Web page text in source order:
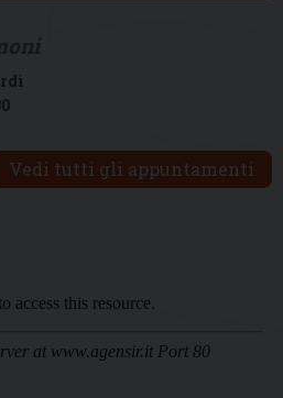
Vedi tutti gli appuntamenti